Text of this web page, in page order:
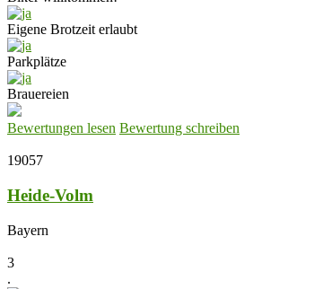
Eigene Brotzeit erlaubt
Parkplätze
Brauereien
Bewertungen lesen Bewertung schreiben
19057
Heide-Volm
Bayern
3
.